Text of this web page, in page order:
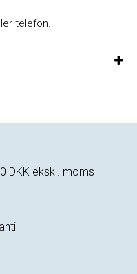
telefon.
DKK ekskl. moms